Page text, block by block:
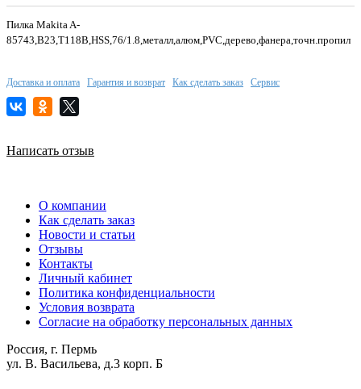
Пилка Makita A-
85743,B23,T118B,HSS,76/
Доставка и оплата Гарантия и возврат Как сделать заказ Сервис
Написать отзыв
О компании
Как сделать заказ
Новости и статьи
Отзывы
Контакты
Личный кабинет
Политика конфиденциальности
Условия возврата
Согласие на обработку персональных данных
Россия, г. Пермь
ул. В. Васильева, д.3 корп. Б